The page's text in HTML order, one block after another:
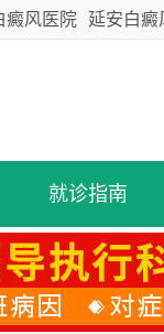
癜风医院 延安白癜
就诊指南